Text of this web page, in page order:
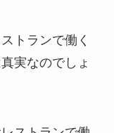
トランで働く
実なのでしょ